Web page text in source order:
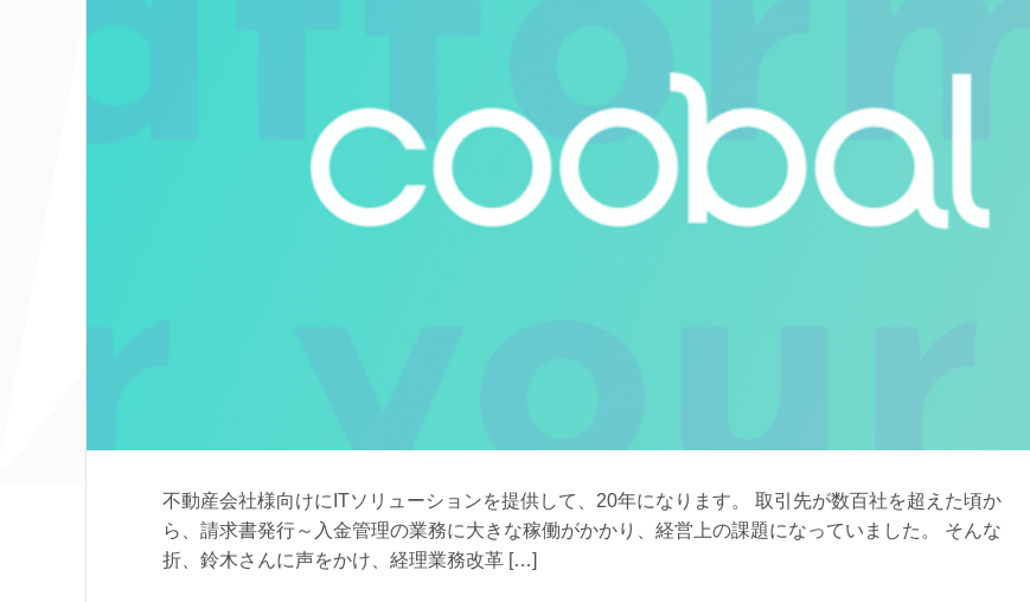
不動産会社様向けにITソリューションを提供して、20年になります。 取引先が数百社を超えた頃か
ら、請求書発行～入金管理の業務に大きな稼働がかかり、経営上の課題になっていました。 そんな
折、鈴木さんに声をかけ、経理業務改革 […]